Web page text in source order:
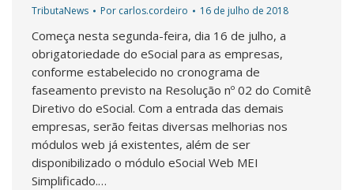
TributaNews Por carlos.cordeiro 16 de julho de 2018
Começa nesta segunda-feira, dia 16 de julho, a
obrigatoriedade do eSocial para as empresas,
conforme estabelecido no cronograma de
faseamento previsto na Resolução nº 02 do Comitê
Diretivo do eSocial. Com a entrada das demais
empresas, serão feitas diversas melhorias nos
módulos web já existentes, além de ser
disponibilizado o módulo eSocial Web MEI
Simplificado.…